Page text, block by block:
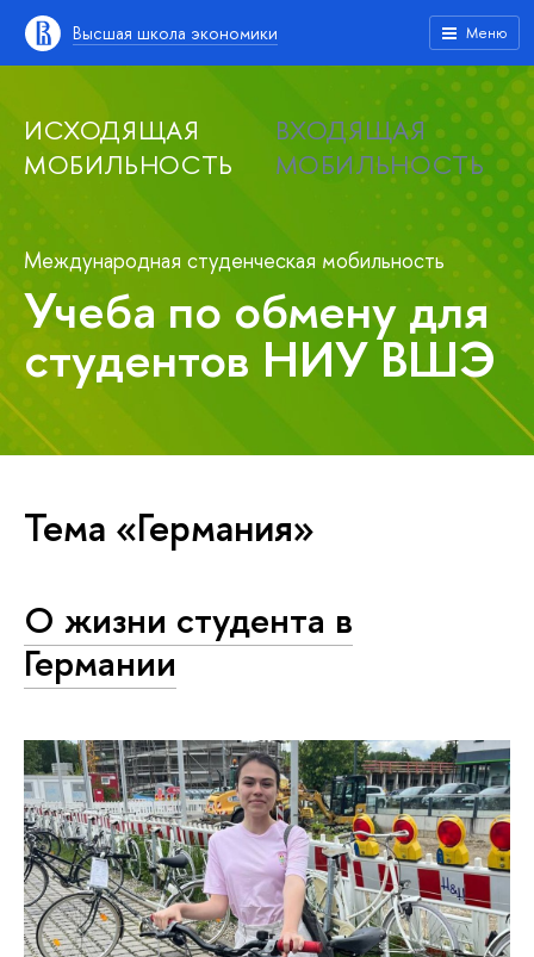
Высшая школа экономики Меню
ИСХОДЯЩАЯ
МОБИЛЬНОСТЬ
ВХОДЯЩАЯ
МОБИЛЬНОСТЬ
Международная студенческая мобильность
Учеба по обмену для
студентов НИУ ВШЭ
Тема «Германия»
О жизни студента в
Германии